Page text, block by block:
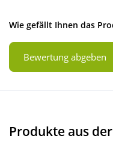
Wie gefällt Ihnen das
Bewertung abgeben
Produkte aus